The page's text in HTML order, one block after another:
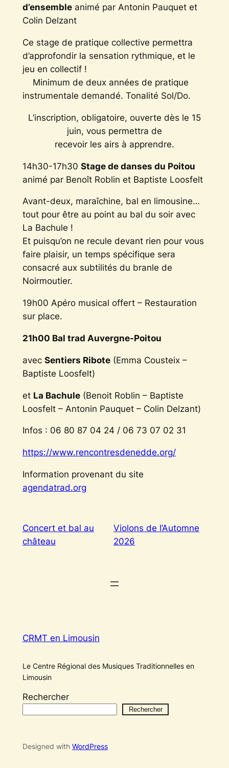
d’ensembleanimé par Antonin Pauquet et
Colin Delzant
Ce stage de pratique collective permettra
d’approfondir la sensation rythmique, et le
jeu en collectif !
Minimum de deux années de pratique
instrumentale demandé. Tonalité Sol/Do.
L’inscription, obligatoire, ouverte dès le 15
juin, vous permettra de
recevoir les airs à apprendre.
14h30-17h30 Stage de danses du Poitou
animé par Benoît Roblin et Baptiste Loosfelt
Avant-deux, maraîchine, bal en limousine…
tout pour être au point au bal du soir avec
La Bachule !
Et puisqu’on ne recule devant rien pour vous
faire plaisir, un temps spécifique sera
consacré aux subtilités du branle de
Noirmoutier.
19h00 Apéro musical offert – Restauration
sur place.
21h00 Bal trad Auvergne-Poitou
avec Sentiers Ribote(Emma Cousteix –
Baptiste Loosfelt)
et La Bachule(Benoit Roblin – Baptiste
Loosfelt – Antonin Pauquet – Colin Delzant)
Infos : 06 80 87 04 24 / 06 73 07 02 31
https://www.rencontresdenedde.org/
Information provenant du site
agendatrad.org
Concert et bal au
château
Violons de l’Automne
2026
CRMT en Limousin
Le Centre Régional des Musiques Traditionnelles en
Limousin
Rechercher
Rechercher
Designed with WordPress